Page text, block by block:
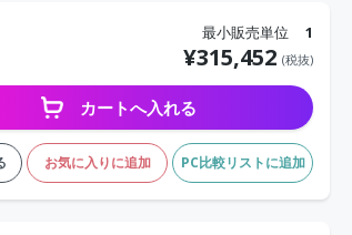
最小販売単位 1
¥315,452 (税抜)
カートへ入れる
お気に入りに追加 PC比較リストに追加